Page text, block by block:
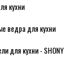
кухни
ведра для кухни
для кухни - SHONY